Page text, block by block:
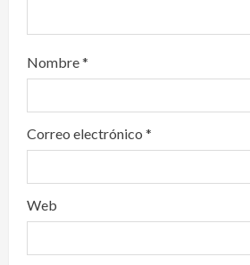
Nombre*
Correo electrónico *
Web